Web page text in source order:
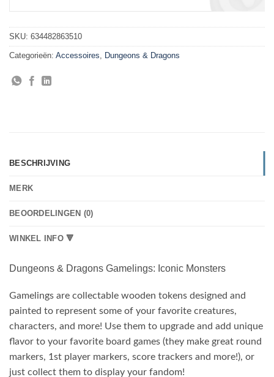
SKU: 634482863510
Categorieën: Accessoires Dungeons & Dragons
BESCHRIJVING
MERK
BEOORDELINGEN (0)
WINKEL INFO 🔻
Dungeons & Dragons Gamelings: Iconic Monsters
Gamelings are collectable wooden tokens designed and
painted to represent some of your favorite creatures,
characters, and more! Use them to upgrade and add unique
flavor to your favorite board games (they make great round
markers, 1st player markers, score trackers and more!), or
just collect them to display your fandom!